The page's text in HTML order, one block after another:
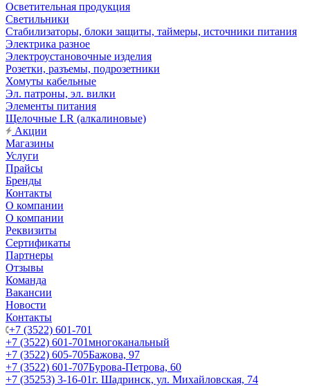
Осветительная продукция
Светильники
Стабилизаторы, блоки защиты, таймеры, источники питания
Электрика разное
Электроустановочные изделия
Розетки, разъемы, подрозетники
Хомуты кабельные
Эл. патроны, эл. вилки
Элементы питания
Щелочные LR (алкалиновые)
Акции
Магазины
Услуги
Прайсы
Бренды
Контакты
О компании
О компании
Реквизиты
Сертификаты
Партнеры
Отзывы
Команда
Вакансии
Новости
Контакты
+7 (3522) 601-701
+7 (3522) 601-701многоканальный
+7 (3522) 605-705Бажова, 97
+7 (3522) 601-707Бурова-Петрова, 60
+7 (35253) 3-16-01г. Шадринск, ул. Михайловская, 74